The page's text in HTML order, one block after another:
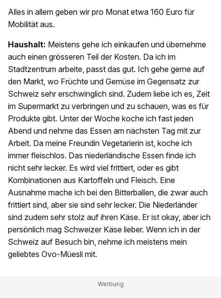
Alles in allem geben wir pro Monat etwa 160 Euro für
Mobilität aus.
Haushalt: Meistens gehe ich einkaufen und übernehme
auch einen grösseren Teil der Kosten. Da ich im
Stadtzentrum arbeite, passt das gut. Ich gehe gerne auf
den Markt, wo Früchte und Gemüse im Gegensatz zur
Schweiz sehr erschwinglich sind. Zudem liebe ich es, Zeit
im Supermarkt zu verbringen und zu schauen, was es für
Produkte gibt. Unter der Woche koche ich fast jeden
Abend und nehme das Essen am nächsten Tag mit zur
Arbeit. Da meine Freundin Vegetarierin ist, koche ich
immer fleischlos. Das niederländische Essen finde ich
nicht sehr lecker. Es wird viel frittiert, oder es gibt
Kombinationen aus Kartoffeln und Fleisch. Eine
Ausnahme mache ich bei den Bitterballen, die zwar auch
frittiert sind, aber sie sind sehr lecker. Die Niederländer
sind zudem sehr stolz auf ihren Käse. Er ist okay, aber ich
persönlich mag Schweizer Käse lieber. Wenn ich in der
Schweiz auf Besuch bin, nehme ich meistens mein
geliebtes Ovo-Müesli mit.